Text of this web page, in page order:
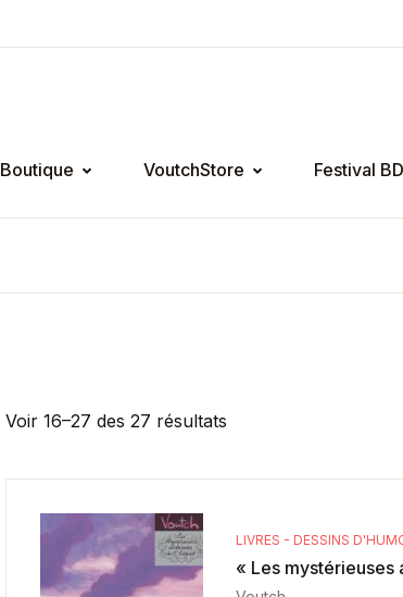
Boutique VoutchStore Festival BD
Voir 16–27 des 27 résultats
LIVRES - DESSINS
« Les mystérieuses